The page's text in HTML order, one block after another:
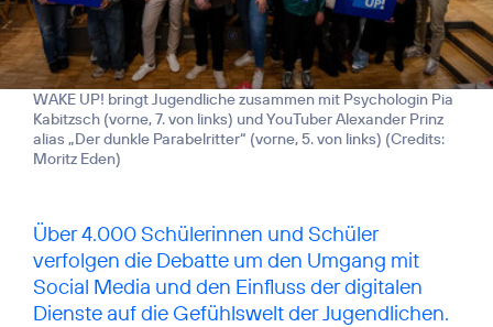
WAKE UP! bringt Jugendliche zusammen mit Psychologin Pia
Kabitzsch (vorne, 7. von links) und YouTuber Alexander Prinz
alias „Der dunkle Parabelritter“ (vorne, 5. von links) (Credits:
Moritz Eden)
Über 4.000 Schülerinnen und Schüler
verfolgen die Debatte um den Umgang mit
Social Media und den Einfluss der digitalen
Dienste auf die Gefühlswelt der Jugendlichen.